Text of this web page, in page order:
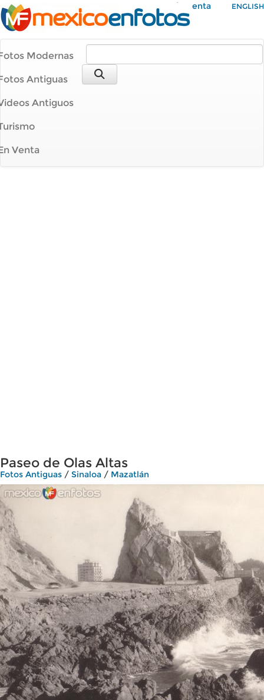
Mi Cuenta ENGLISH
Modernas
Antiguas
Antiguos
Venta
Paseo de Olas Altas
Fotos Antiguas / Sinaloa / Mazatlán